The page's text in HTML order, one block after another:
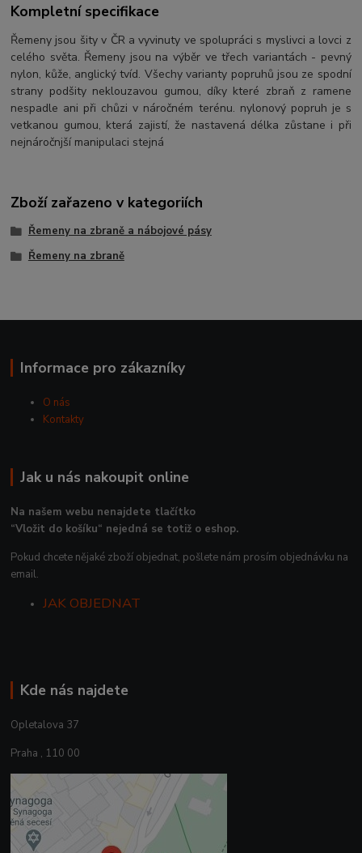
Kompletní specifikace
Řemeny jsou šity v ČR a vyvinuty ve spolupráci s myslivci a lovci z
celého světa. Řemeny jsou na výběr ve třech variantách - pevný
nylon, kůže, anglický tvíd. Všechy varianty popruhů jsou ze spodní
strany podšity neklouzavou gumou, díky které zbraň z ramene
nespadle ani při chůzi v náročném terénu. nylonový popruh je s
vetkanou gumou, která zajistí, že nastavená délka zůstane i při
nejnáročnjší manipulaci stejná
Zboží zařazeno v kategoriích
Řemeny na zbraně a nábojové pásy
Řemeny na zbraně
Informace pro zákazníky
O nás
Kontakty
Jak u nás nakoupit online
Na našem webu nenajdete tlačítko
“Vložit do košíku“ nejedná se totiž o eshop.
Pokud chcete nějaké zboží objednat, pošlete nám prosím objednávku na
email.
JAK OBJEDNAT
Kde nás najdete
Opletalova 37
Praha , 110 00